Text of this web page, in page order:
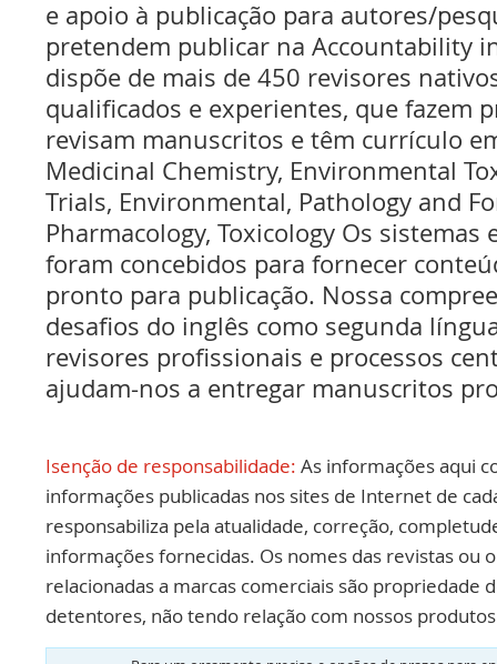
e apoio à publicação para autores/
pretendem publicar na Accountability
dispõe de mais de 450 revisores
qualificados e experientes, que fazem
revisam manuscritos e têm currículo
Medicinal Chemistry, Environmental
Trials, Environmental, Pathology and
Pharmacology, Toxicology Os sistemas
foram concebidos para fornecer
pronto para publicação. Nossa
desafios do inglês como segunda
revisores profissionais e processos
ajudam-nos a entregar manuscritos
Isenção de responsabilidade: As informações aqui
informações publicadas nos sites de Internet de
responsabiliza pela atualidade, correção,
informações fornecidas. Os nomes das revistas ou
relacionadas a marcas comerciais são propriedade
detentores, não tendo relação com nossos